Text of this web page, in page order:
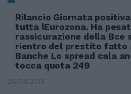
Rilancio Giornata
tutta lEurozona. Ha
rassicurazione della Bce
rientro del prestito fatto
Banche Lo spread cala
tocca quota 249
26/01/2013